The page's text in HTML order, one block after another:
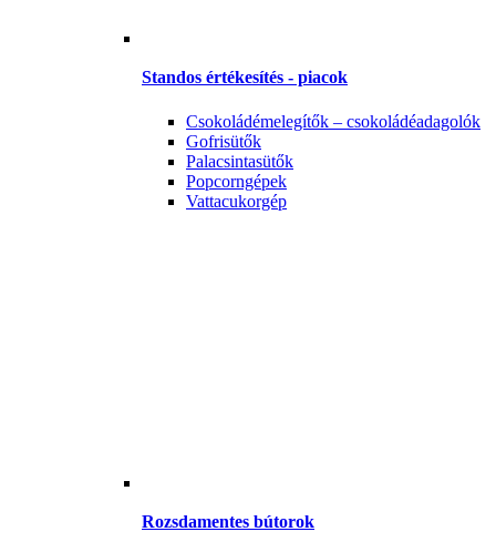
Standos értékesítés - piacok
Csokoládémelegítők – csokoládéadagolók
Gofrisütők
Palacsintasütők
Popcorngépek
Vattacukorgép
Rozsdamentes bútorok